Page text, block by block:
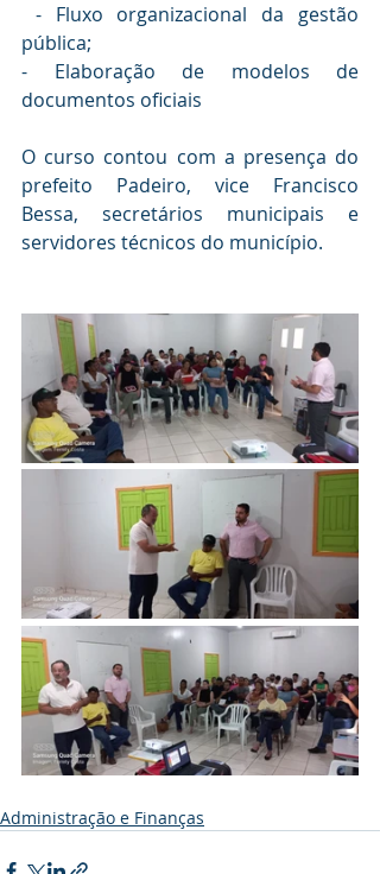
pública;
- Elaboração de modelos de
documentos oficiais
O curso contou com a presença do
prefeito Padeiro, vice Francisco
Bessa, secretários municipais e
servidores técnicos do município.
Administração e Finanças